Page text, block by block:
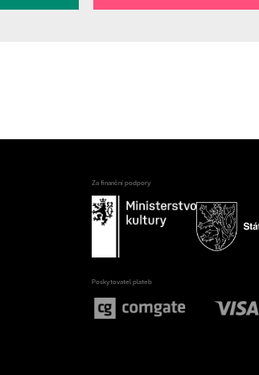
Za finanční podpory
Poskytovatel plateb